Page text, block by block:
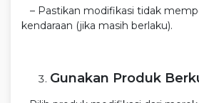
– Pastikan modifikasi tidak
kendaraan (jika masih berlaku).
Gunakan Produk